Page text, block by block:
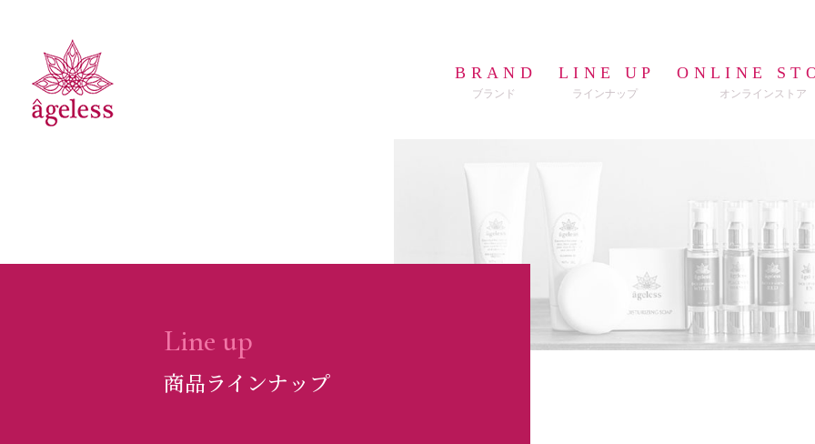
BRAND
ブランド
LINE UP
ラインナップ
ONLINE
オンラインストア
Line up
商品ラインナップ